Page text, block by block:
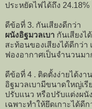
ประหยัดไฟได้ถึง 24.18%
ดีข้อที่ 3. กันเสียงดีกว่า
ผนังอิฐมวลเบา กันเสียง
สะท้อนของเสียงได้ดีกว่า
ฟองอากาศเป็นจำนวนม
ดีข้อที่ 4 . ติดตั้งง่ายได้งา
อิฐมวลเบามีขนาดใหญ่เรี
ปรับแนว หรือปรับแต่งผ
เฉพาะทำให้ยึดเกาะได้ดี